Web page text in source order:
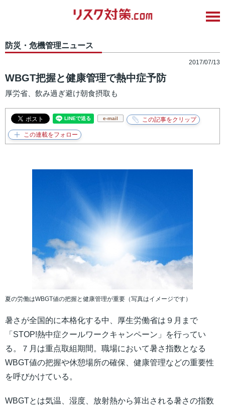
防災・危機管理ニュース
2017/07/13
WBGT把握と健康管理で熱中症予防
厚労省、飲み過ぎ避け朝食摂取も
e-mail
夏の労働はWBGT値の把握と健康管理が重要（写真はイメージです）
暑さが全国的に本格化する中、厚生労働省は９月まで
「STOP!熱中症クールワークキャンペーン」を行ってい
る。７月は重点取組期間。職場において暑さ指数となる
WBGT値の把握や休憩場所の確保、健康管理などの重要性
を呼びかけている。
WBGTとは気温、湿度、放射熱から算出される暑さの指数